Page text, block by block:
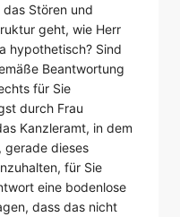
Stören und
geht, wie Herr
hypothetisch? Sind
Beantwortung
für Sie
durch Frau
Kanzleramt, in dem
gerade dieses
für Sie
eine bodenlose
dass das nicht